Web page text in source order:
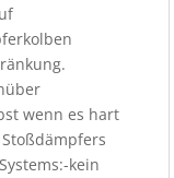
wenn es hart
kein